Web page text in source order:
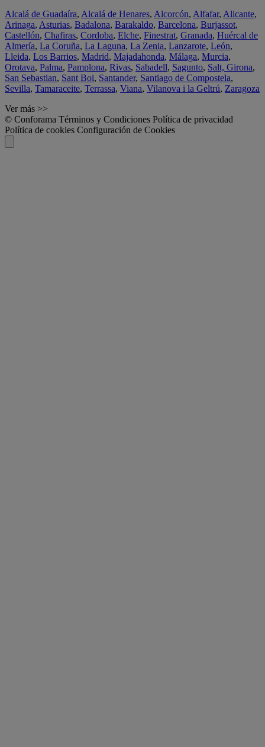
Alcalá de Guadaíra, Alcalá de Henares, Alcorcón, Alfafar, Alicante,
Arinaga, Asturias, Badalona, Barakaldo, Barcelona, Burjassot,
Castellón, Chafiras, Cordoba, Elche, Finestrat, Granada, Huércal de
Almería, La Coruña, La Laguna, La Zenia, Lanzarote, León,
Lleida, Los Barrios, Madrid, Majadahonda, Málaga, Murcia,
Orotava, Palma, Pamplona, Rivas, Sabadell, Sagunto, Salt, Girona,
San Sebastian, Sant Boi, Santander, Santiago de Compostela,
Sevilla, Tamaraceite, Terrassa, Viana, Vilanova i la Geltrú, Zaragoza
Ver más >>
© Conforama Términos y Condiciones Política de privacidad
Política de cookies Configuración de Cookies